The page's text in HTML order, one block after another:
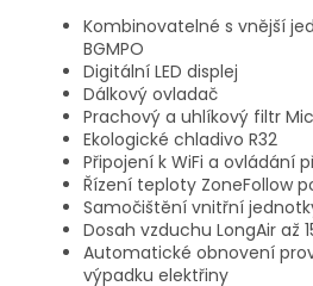
Kombinovatelné s vnější
BGMPO
Digitální LED displej
Dálkový ovladač
Prachový a uhlíkový filtr
Ekologické chladivo R32
Připojení k WiFi a ovládání
Řízení teploty ZoneFollow
Samočištění vnitřní
Dosah vzduchu LongAir až
Automatické obnovení
výpadku elektřiny